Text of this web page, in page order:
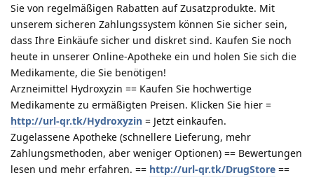
Sie von regelmäßigen Rabatten auf Zusatzprodukte. Mit
unserem sicheren Zahlungssystem können Sie sicher sein,
dass Ihre Einkäufe sicher und diskret sind. Kaufen Sie noch
heute in unserer Online-Apotheke ein und holen Sie sich die
Medikamente, die Sie benötigen!
Arzneimittel Hydroxyzin == Kaufen Sie hochwertige
Medikamente zu ermäßigten Preisen. Klicken Sie hier =
http://url-qr.tk/Hydroxyzin = Jetzt einkaufen.
Zugelassene Apotheke (schnellere Lieferung, mehr
Zahlungsmethoden, aber weniger Optionen) == Bewertungen
lesen und mehr erfahren. == http://url-qr.tk/DrugStore ==